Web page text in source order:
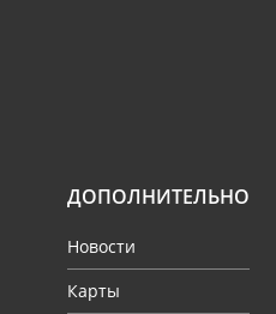
ДОПОЛНИТЕЛЬНО
Новости
Карты